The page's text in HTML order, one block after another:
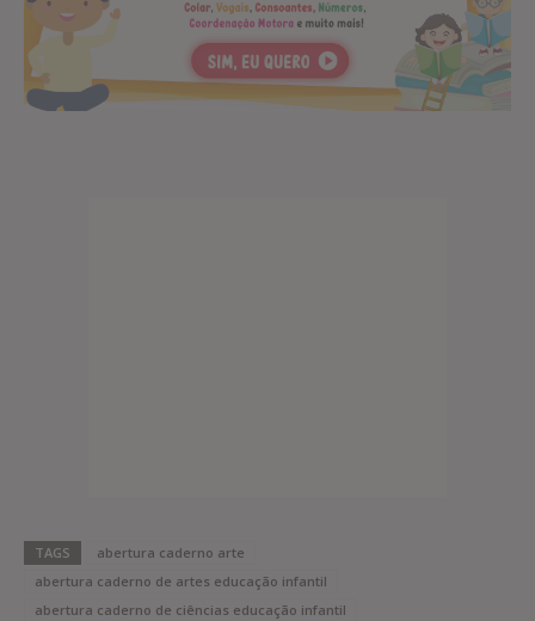
TAGS
abertura caderno arte
abertura caderno de artes educação infantil
abertura caderno de ciências educação infantil